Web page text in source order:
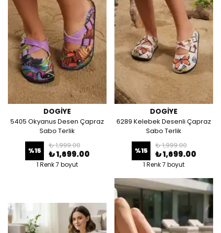
DOGİYE
5405 Okyanus Desen Çapraz
Sabo Terlik
%15
₺ 1,999.00
₺ 1,699.00
1 Renk 7 boyut
DOGİYE
6289 Kelebek Desenli Çapraz
Sabo Terlik
%15
₺ 1,999.00
₺ 1,699.00
1 Renk 7 boyut